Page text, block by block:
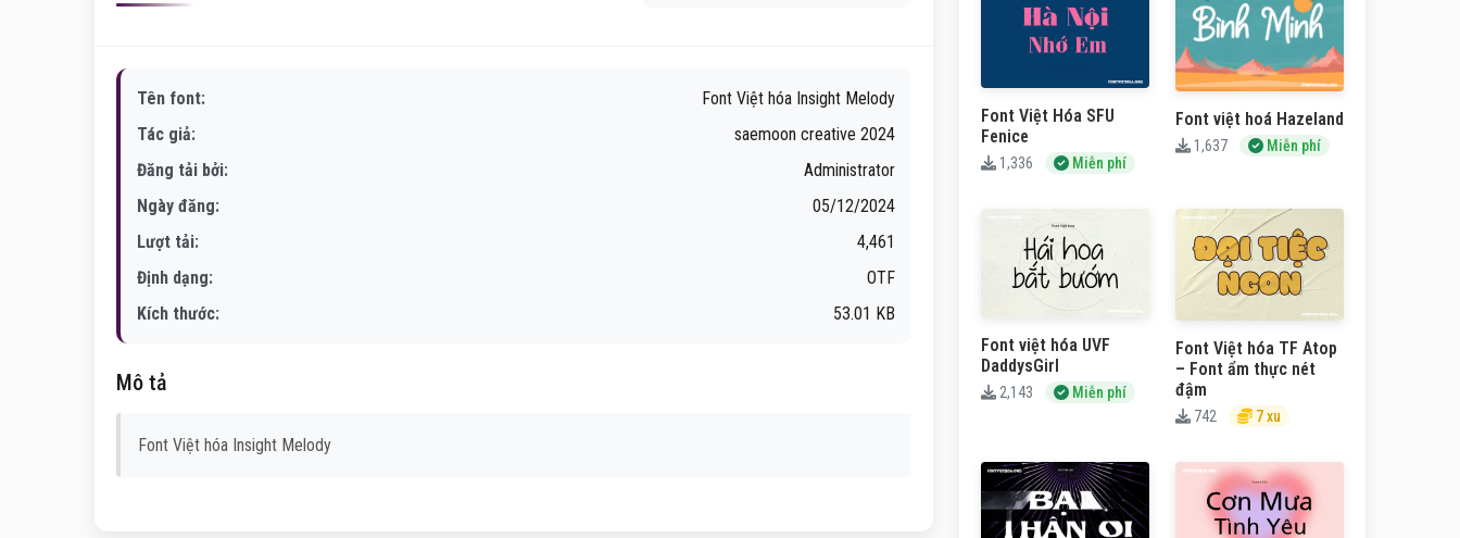
Tên font:
Font Việt hóa Insight Melody
Tác giả:
saemoon creative 2024
Đăng tải bởi:
Administrator
Ngày đăng:
05/12/2024
Lượt tải:
4,461
Định dạng:
OTF
Kích thước:
53.01 KB
Mô tả
Font Việt hóa Insight Melody
Font Việt Hóa SFU
Fenice
1,336 Miễn phí
Font việt hoá Hazeland
1,637 Miễn phí
Font việt hóa UVF
DaddysGirl
2,143 Miễn phí
Font Việt hóa TF Atop
– Font ẩm thực nét
đậm
742 7 xu